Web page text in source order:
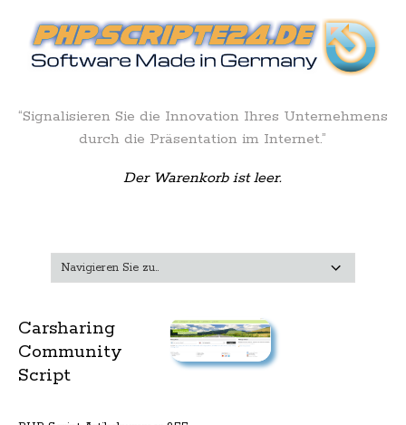
“Signalisieren Sie die Innovation Ihres Unternehmens
durch die Präsentation im Internet.”
Der Warenkorb ist leer.
Carsharing
Community
Script